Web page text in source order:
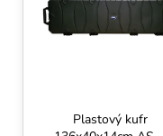
Plastový kufr